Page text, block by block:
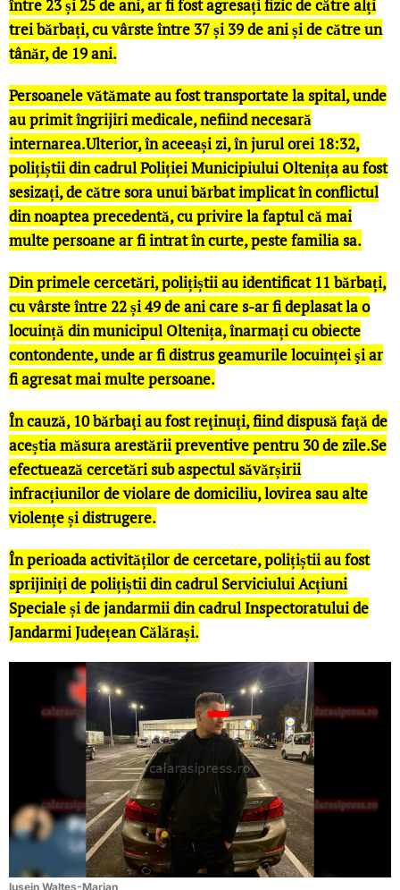
între 23 și 25 de ani, ar fi fost agresați fizic de către alți
trei bărbați, cu vârste între 37 și 39 de ani și de către un
tânăr, de 19 ani.
Persoanele vătămate au fost transportate la spital, unde
au primit îngrijiri medicale, nefiind necesară
internarea.Ulterior, în aceeași zi, în jurul orei 18:32,
polițiștii din cadrul Poliției Municipiului Oltenița au fost
sesizați, de către sora unui bărbat implicat în conflictul
din noaptea precedentă, cu privire la faptul că mai
multe persoane ar fi intrat în curte, peste familia sa.
Din primele cercetări, polițiștii au identificat 11 bărbați,
cu vârste între 22 și 49 de ani care s-ar fi deplasat la o
locuință din municipul Oltenița, înarmați cu obiecte
contondente, unde ar fi distrus geamurile locuinței şi ar
fi agresat mai multe persoane.
În cauză, 10 bărbaţi au fost reţinuţi, fiind dispusă faţă de
aceștia măsura arestării preventive pentru 30 de zile.Se
efectuează cercetări sub aspectul săvărșirii
infracțiunilor de violare de domiciliu, lovirea sau alte
violențe și distrugere.
În perioada activităților de cercetare, polițiștii au fost
sprijiniți de polițiștii din cadrul Serviciului Acțiuni
Speciale și de jandarmii din cadrul Inspectoratului de
Jandarmi Județean Călărași.
Iusein Walteş-Marian